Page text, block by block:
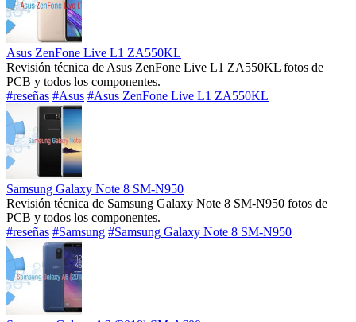
Asus ZenFone Live L1 ZA550KL
Revisión técnica de Asus ZenFone Live L1 ZA550KL fotos de
PCB y todos los componentes.
#reseñas #Asus #Asus ZenFone Live L1 ZA550KL
Samsung Galaxy Note 8 SM-N950
Revisión técnica de Samsung Galaxy Note 8 SM-N950 fotos de
PCB y todos los componentes.
#reseñas #Samsung #Samsung Galaxy Note 8 SM-N950